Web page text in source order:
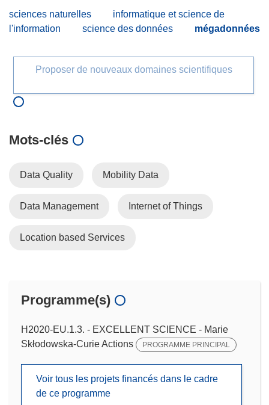
sciences naturelles
informatique et science de
l'information
science des données mégadonnées
Proposer de nouveaux domaines scientifiques
Mots‑clés
Data Quality Mobility Data
Data Management Internet of Things
Location based Services
Programme(s)
H2020-EU.1.3. - EXCELLENT SCIENCE - Marie
Skłodowska-Curie Actions
PROGRAMME PRINCIPAL
Voir tous les projets financés dans le cadre
de ce programme